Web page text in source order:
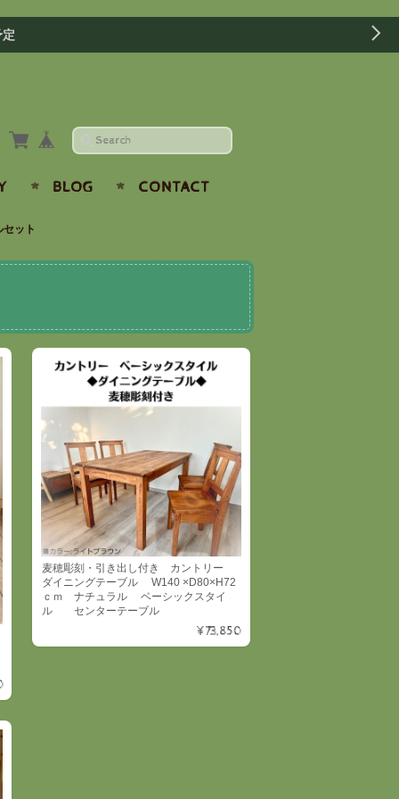
BLOG CONTACT
ット
麦穂彫刻・引き出し付き カントリー
ダイニングテーブル W140 ×D80×H72
ｃｍ ナチュラル ベーシックスタイ
ル センターテーブル
¥73,850